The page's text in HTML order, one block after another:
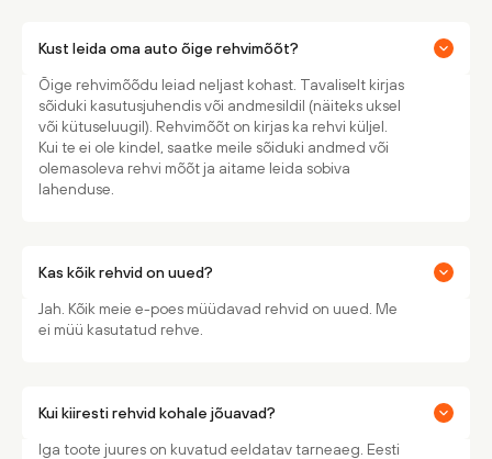
Kust leida oma auto õige rehvimõõt?
Õige rehvimõõdu leiad neljast kohast. Tavaliselt kirjas
sõiduki kasutusjuhendis või andmesildil (näiteks uksel
või kütuseluugil). Rehvimõõt on kirjas ka rehvi küljel.
Kui te ei ole kindel, saatke meile sõiduki andmed või
olemasoleva rehvi mõõt ja aitame leida sobiva
lahenduse.
Kas kõik rehvid on uued?
Jah. Kõik meie e-poes müüdavad rehvid on uued. Me
ei müü kasutatud rehve.
Kui kiiresti rehvid kohale jõuavad?
Iga toote juures on kuvatud eeldatav tarneaeg. Eesti